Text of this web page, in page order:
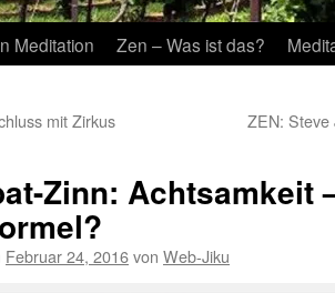
Meditation Zen – Was ist das?
mit Zirkus ZEN: Steve
Zinn: Achtsamkeit
Februar 24, 2016von Web-Jiku